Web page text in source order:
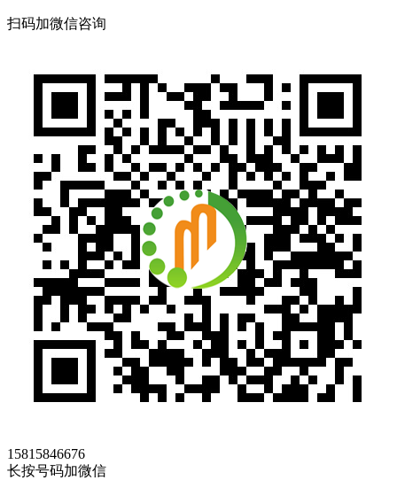
扫码加微信咨询
15815846676
长按号码加微信